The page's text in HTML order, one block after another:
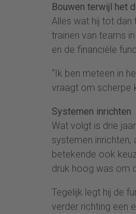
Bouwen terwijl het
Alles wat hij tot
trainen van teams
en de financiële
“Ik ben meteen in
vraagt om scherpe
Systemen inrichten
Wat volgt is drie
systemen
betekende ook
druk hoog was om
Tegelijk legt hij de
verder richting een